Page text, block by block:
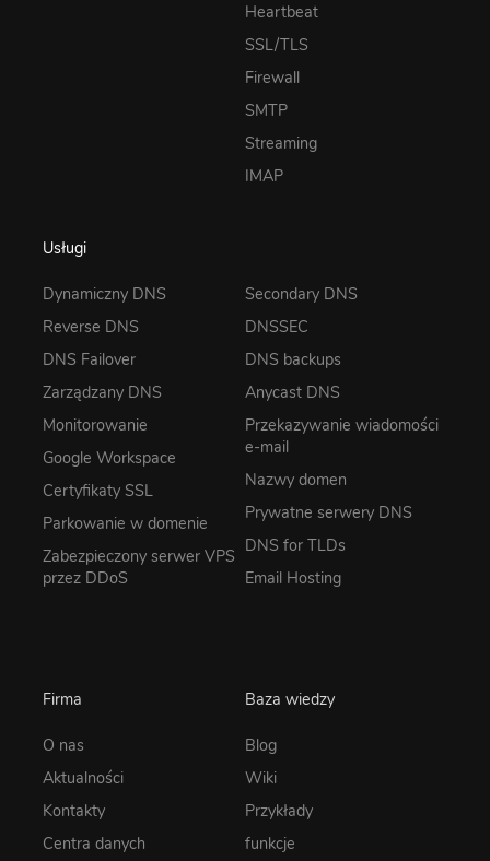
Heartbeat
SSL/TLS
Firewall
SMTP
Streaming
IMAP
Usługi
Dynamiczny DNS
Reverse DNS
DNS Failover
Zarządzany DNS
Monitorowanie
Google Workspace
Certyfikaty SSL
Parkowanie w domenie
Zabezpieczony serwer VPS
przez DDoS
Secondary DNS
DNSSEC
DNS backups
Anycast DNS
Przekazywanie wiadomości
e-mail
Nazwy domen
Prywatne serwery DNS
DNS for TLDs
Email Hosting
Firma
O nas
Aktualności
Kontakty
Centra danych
Baza wiedzy
Blog
Wiki
Przykłady
funkcje